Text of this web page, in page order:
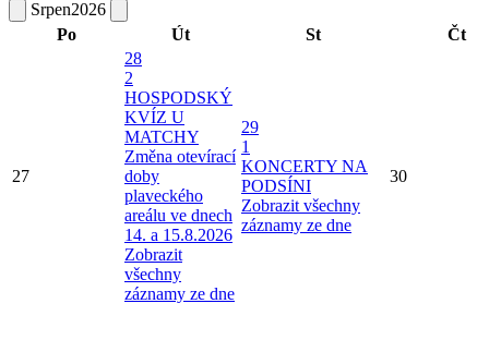
Srpen2026
Po
Út St Čt
27
28
2
HOSPODSKÝ
KVÍZ U
MATCHY
Změna otevírací
doby
plaveckého
areálu ve dnech
14. a 15.8.2026
Zobrazit
všechny
záznamy ze dne
29
1
KONCERTY NA
PODSÍNI
Zobrazit všechny
záznamy ze dne
30